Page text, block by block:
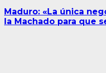
Maduro: «La única
la Machado para que